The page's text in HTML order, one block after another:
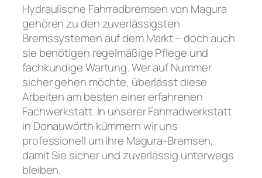
Kontakt
Hydraulische Fahrradbremsen von Magura
gehören zu den zuverlässigsten
Bremssystemen auf dem Markt – doch auch
sie benötigen regelmäßige Pflege und
fachkundige Wartung. Wer auf Nummer
sicher gehen möchte, überlässt diese
Arbeiten am besten einer erfahrenen
Fachwerkstatt. In unserer Fahrradwerkstatt
in Donauwörth kümmern wir uns
professionell um Ihre Magura-Bremsen,
damit Sie sicher und zuverlässig unterwegs
bleiben.